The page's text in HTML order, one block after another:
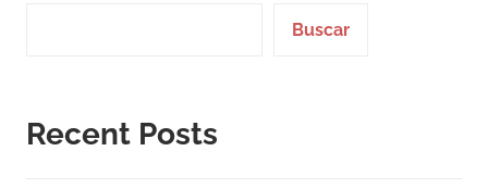
Buscar
Recent Posts